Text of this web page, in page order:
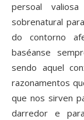
persoal
sobrenatural
do contorno
baséanse
sendo aquel
razonamentos
que nos sirven
darredor e